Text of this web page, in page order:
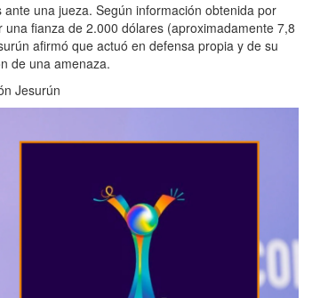
una jueza. Según información obtenida por
fianza de 2.000 dólares (aproximadamente 7,8
afirmó que actuó en defensa propia y de su
de una amenaza.
Jesurún